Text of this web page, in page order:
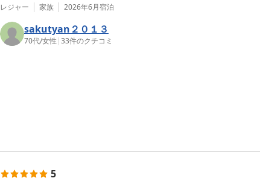
レジャー 家族 2026年6月宿泊
sakutyan２０１３
70代/女性 |33件のクチコミ
5